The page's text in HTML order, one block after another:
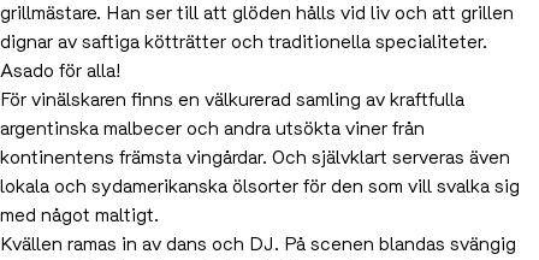
grillmästare. Han ser till att glöden hålls vid liv och att grillen
dignar av saftiga kötträtter och traditionella specialiteter.
Asado för alla!
För vinälskaren finns en välkurerad samling av kraftfulla
argentinska malbecer och andra utsökta viner från
kontinentens främsta vingårdar. Och självklart serveras även
lokala och sydamerikanska ölsorter för den som vill svalka sig
med något maltigt.
Kvällen ramas in av dans och DJ. På scenen blandas svängig